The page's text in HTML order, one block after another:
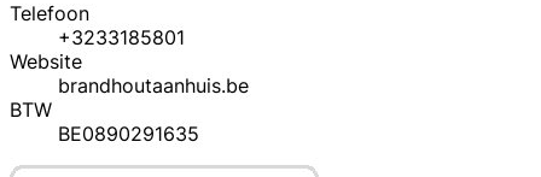
Telefoon
+3233185801
Website
brandhoutaanhuis.be
BTW
BE0890291635